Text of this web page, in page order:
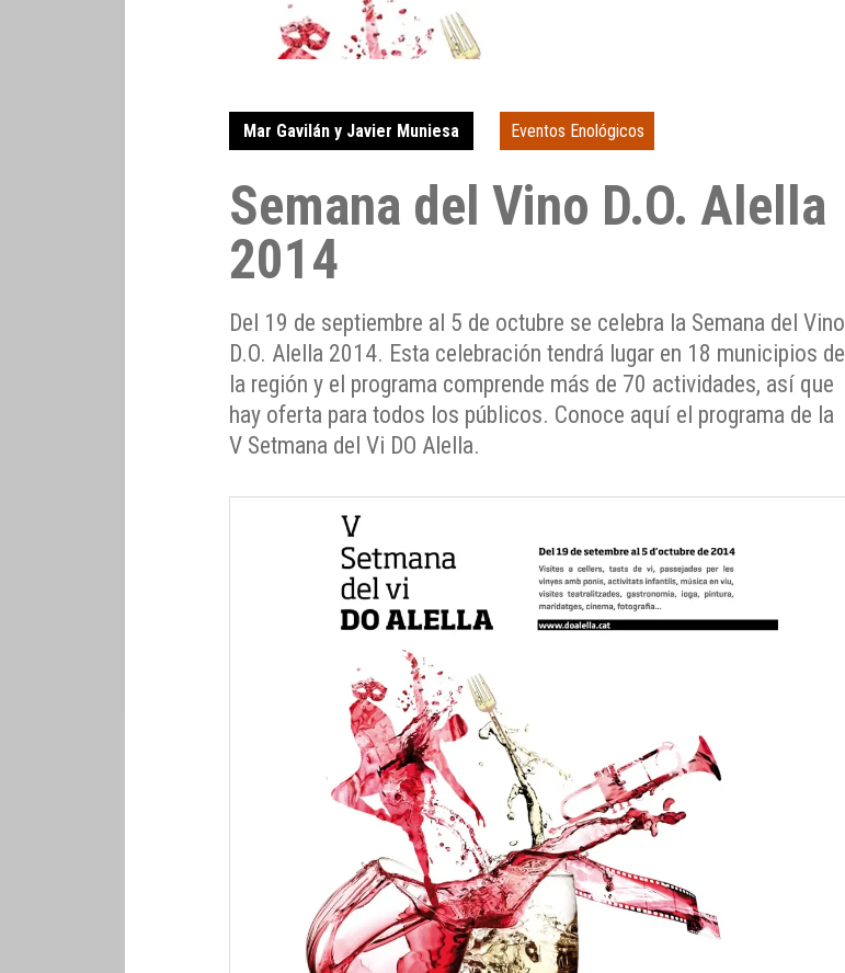
Mar Gavilán y Javier Muniesa Eventos Enológicos
Semana del Vino D.O. Alella
2014
Del 19 de septiembre al 5 de octubre se celebra la Semana del Vino
D.O. Alella 2014. Esta celebración tendrá lugar en 18 municipios de
la región y el programa comprende más de 70 actividades, así que
hay oferta para todos los públicos. Conoce aquí el programa de la
V Setmana del Vi DO Alella.